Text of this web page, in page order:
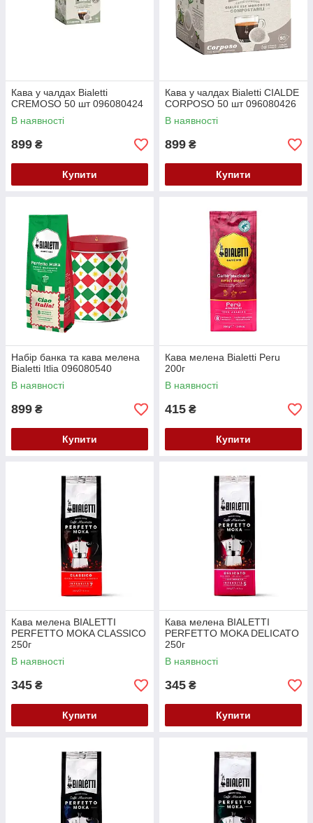
Кава у чалдах Bialetti
CREMOSO 50 шт 096080424
В наявності
899 ₴
Купити
Кава у чалдах Bialetti CIALDE
CORPOSO 50 шт 096080426
В наявності
899 ₴
Купити
Набір банка та кава мелена
Bialetti Itlia 096080540
В наявності
899 ₴
Купити
Кава мелена Bialetti Peru
200г
В наявності
415 ₴
Купити
Кава мелена BIALETTI
PERFETTO MOKA CLASSICO
250г
В наявності
345 ₴
Купити
Кава мелена BIALETTI
PERFETTO MOKA DELICATO
250г
В наявності
345 ₴
Купити